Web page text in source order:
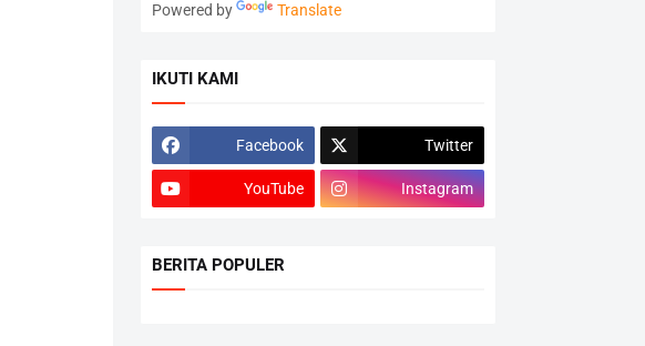
Powered by Translate
IKUTI KAMI
Facebook Twitter
YouTube Instagram
BERITA POPULER